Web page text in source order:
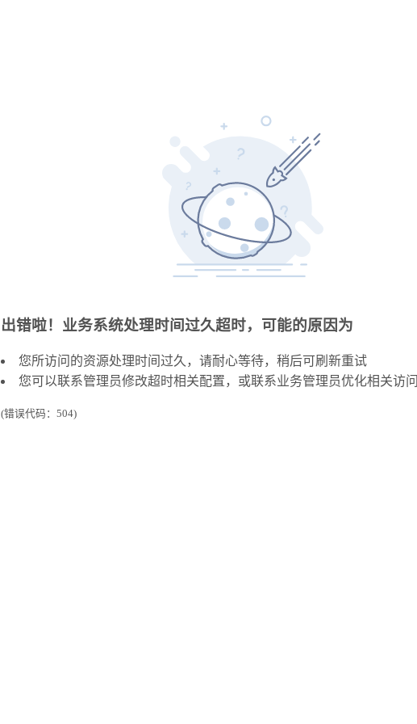
出错啦！业务系统处理时间过久超时，可能的原因为
您所访问的资源处理时间过久，请耐心等待，稍后可刷新重试
您可以联系管理员修改超时相关配置，或联系业务管理员优化相关访问
(错误代码：504)